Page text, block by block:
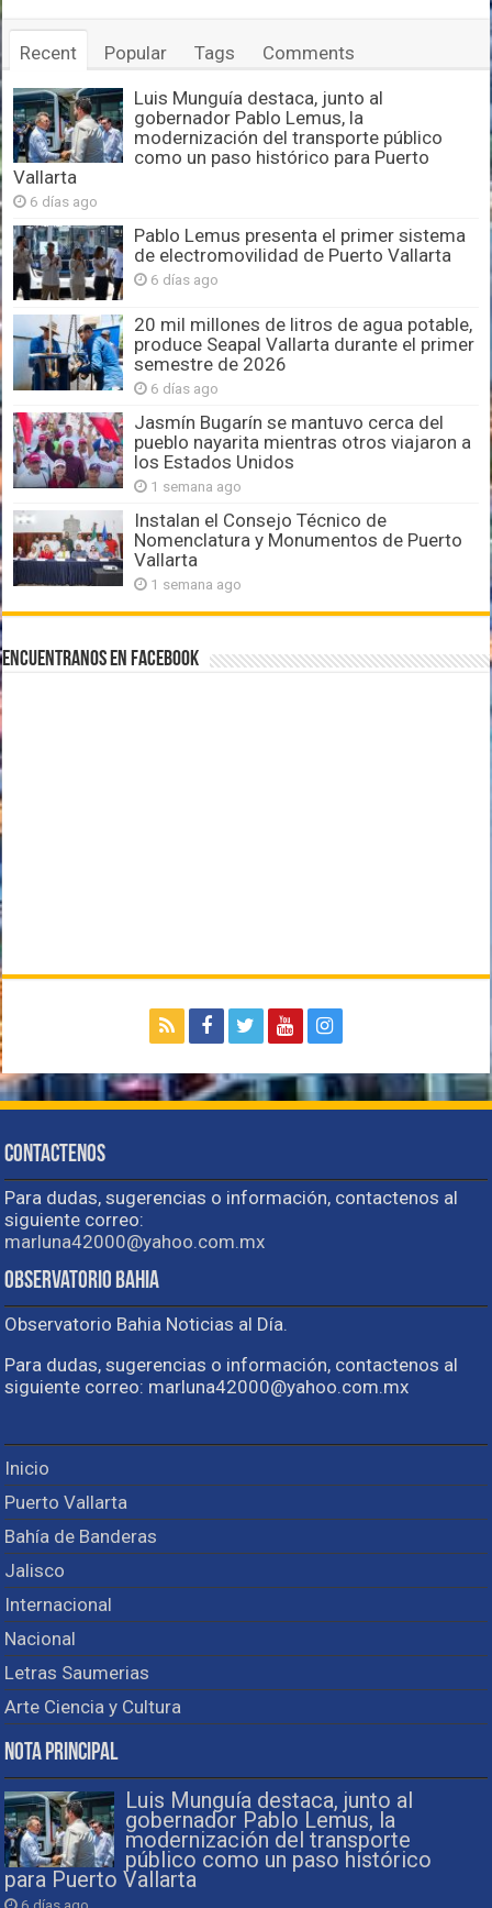
Recent Popular Tags Comments
Luis Munguía destaca, junto al
gobernador Pablo Lemus, la
modernización del transporte público
como un paso histórico para Puerto
Vallarta
6 días ago
Pablo Lemus presenta el primer sistema
de electromovilidad de Puerto Vallarta
6 días ago
20 mil millones de litros de agua potable,
produce Seapal Vallarta durante el primer
semestre de 2026
6 días ago
Jasmín Bugarín se mantuvo cerca del
pueblo nayarita mientras otros viajaron a
los Estados Unidos
1 semana ago
Instalan el Consejo Técnico de
Nomenclatura y Monumentos de Puerto
Vallarta
1 semana ago
Encuentranos en Facebook
Contactenos
Para dudas, sugerencias o información, contactenos al
siguiente correo:
marluna42000@yahoo.com.mx
Observatorio Bahia
Observatorio Bahia Noticias al Día.
Para dudas, sugerencias o información, contactenos al
siguiente correo: marluna42000@yahoo.com.mx
Inicio
Puerto Vallarta
Bahía de Banderas
Jalisco
Internacional
Nacional
Letras Saumerias
Arte Ciencia y Cultura
Nota Principal
Luis Munguía destaca, junto al
gobernador Pablo Lemus, la
modernización del transporte
público como un paso histórico
para Puerto Vallarta